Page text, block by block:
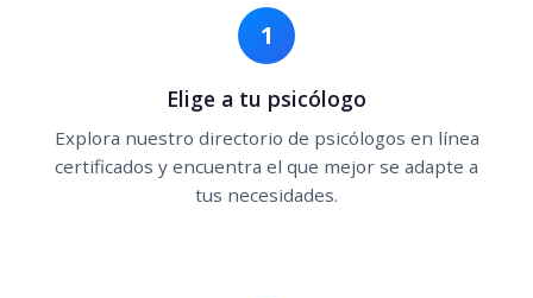
1
Elige a tu psicólogo
Explora nuestro directorio de psicólogos en línea
certificados y encuentra el que mejor se adapte a
tus necesidades.